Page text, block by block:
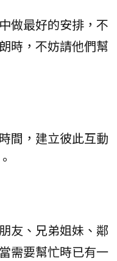
做最好的安排，不
時，不妨請他們幫
間，建立彼此互動
友、兄弟姐妹、鄰
需要幫忙時已有一